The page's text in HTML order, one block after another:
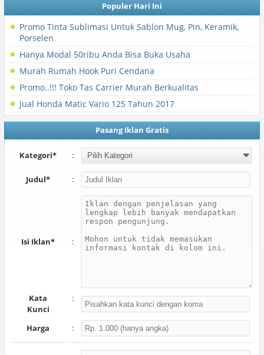
Populer Hari Ini
Promo Tinta Sublimasi Untuk Sablon Mug, Pin, Keramik,
Porselen
Hanya Modal 50ribu Anda Bisa Buka Usaha
Murah Rumah Hook Puri Cendana
Promo..!!! Toko Tas Carrier Murah Berkualitas
Jual Honda Matic Vario 125 Tahun 2017
Pasang Iklan Gratis
Kategori* :
Judul* :
Isi Iklan* :
Kata
Kunci
:
Harga :